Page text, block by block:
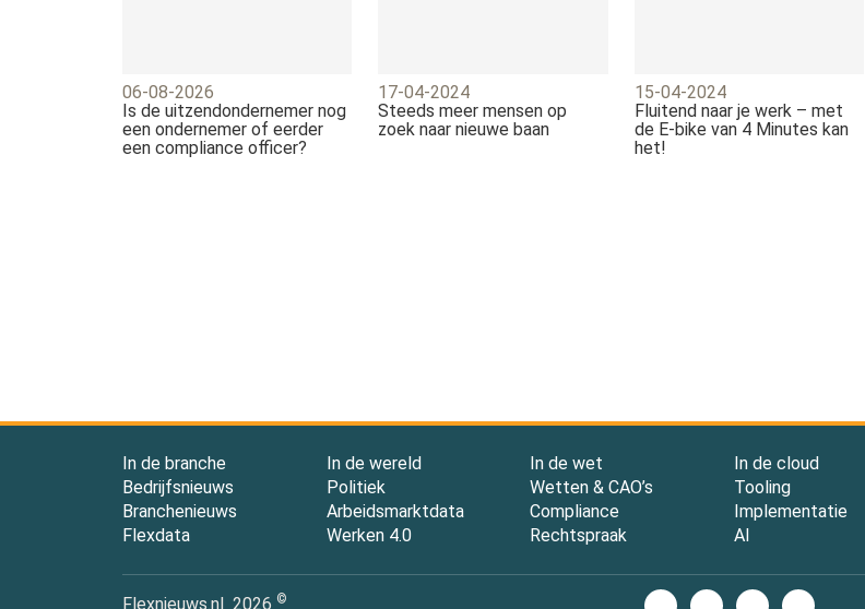
06-08-2026
Is de uitzendondernemer nog
een ondernemer of eerder
een compliance officer?
17-04-2024
Steeds meer mensen op
zoek naar nieuwe baan
15-04-2024
Fluitend naar je werk – met
de E-bike van 4 Minutes kan
het!
In de branche
Bedrijfsnieuws
Branchenieuws
Flexdata
In de wereld
Politiek
Arbeidsmarktdata
Werken 4.0
In de wet
Wetten & CAO’s
Compliance
Rechtspraak
In de cloud
Tooling
Implementatie
AI
Flexnieuws.nl 2026 ©